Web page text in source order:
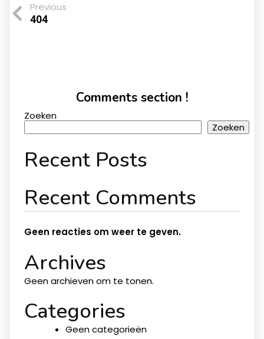
Previous
404
Comments section !
Zoeken
Zoeken
Recent Posts
Recent Comments
Geen reacties om weer te geven.
Archives
Geen archieven om te tonen.
Categories
Geen categorieën